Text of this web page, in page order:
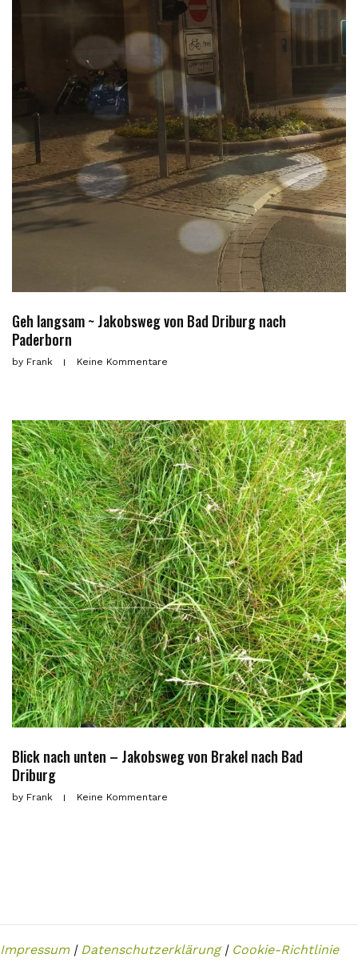
Geh langsam ~ Jakobsweg von Bad Driburg nach
Paderborn
by Frank Keine Kommentare
Blick nach unten – Jakobsweg von Brakel nach Bad
Driburg
by Frank Keine Kommentare
Impressum| Datenschutzerklärung| Cookie-Richtlinie